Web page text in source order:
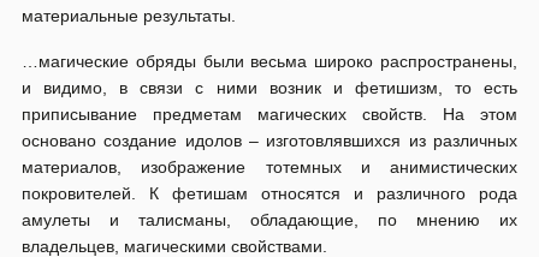
материальные результаты.
…магические обряды были весьма широко распространены,
и видимо, в связи с ними возник и фетишизм, то есть
приписывание предметам магических свойств. На этом
основано создание идолов – изготовлявшихся из различных
материалов, изображение тотемных и анимистических
покровителей. К фетишам относятся и различного рода
амулеты и талисманы, обладающие, по мнению их
владельцев, магическими свойствами.